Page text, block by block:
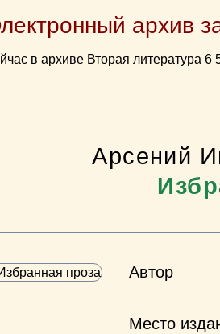
архив
в архиве Вторая литература 6
Арсений
Автор
Место